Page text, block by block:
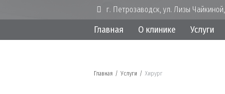
г. Петрозаводск, ул. Лизы
Главная О клинике Услуги
Главная / Услуги / Хирург